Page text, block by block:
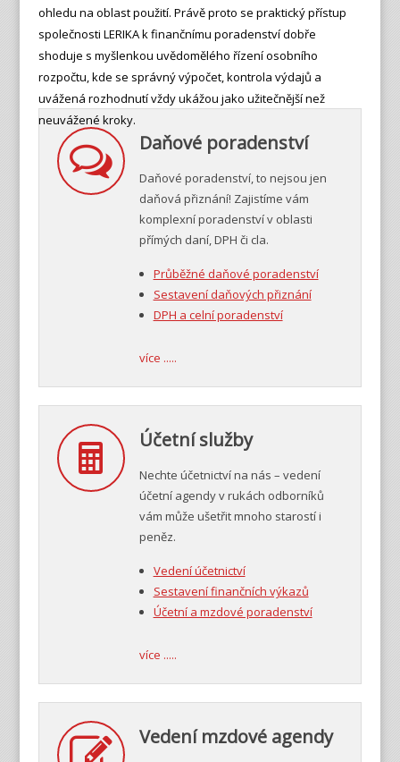
ohledu na oblast použití. Právě proto se praktický přístup
společnosti LERIKA k finančnímu poradenství dobře
shoduje s myšlenkou uvědomělého řízení osobního
rozpočtu, kde se správný výpočet, kontrola výdajů a
uvážená rozhodnutí vždy ukážou jako užitečnější než
neuvážené kroky.
Daňové poradenství
Daňové poradenství, to nejsou jen
daňová přiznání! Zajistíme vám
komplexní poradenství v oblasti
přímých daní, DPH či cla.
Průběžné daňové poradenství
Sestavení daňových přiznání
DPH a celní poradenství
více .....
Účetní služby
Nechte účetnictví na nás – vedení
účetní agendy v rukách odborníků
vám může ušetřit mnoho starostí i
peněz.
Vedení účetnictví
Sestavení finančních výkazů
Účetní a mzdové poradenství
více .....
Vedení mzdové agendy